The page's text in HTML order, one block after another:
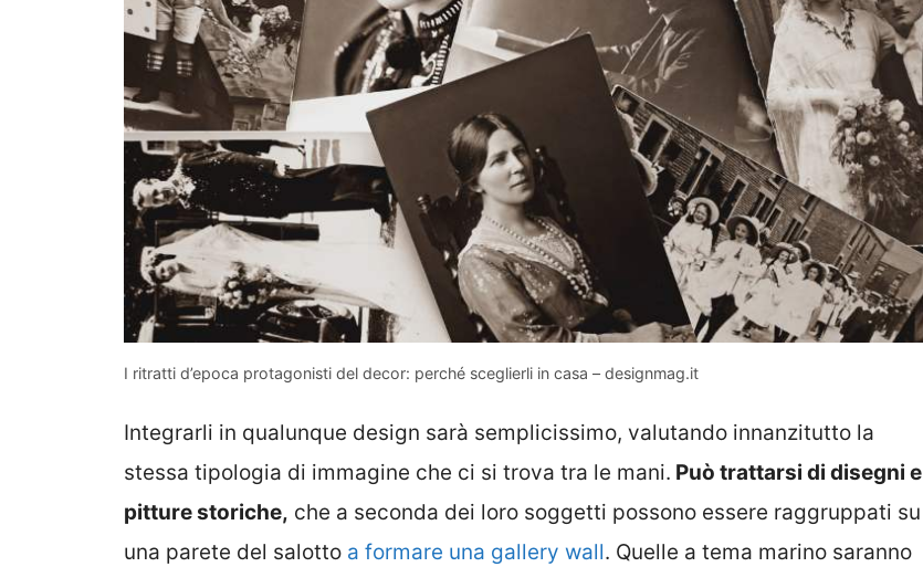
I ritratti d’epoca protagonisti del decor: perché sceglierli in casa – designmag.it
Integrarli in qualunque design sarà semplicissimo, valutando innanzitutto la
stessa tipologia di immagine che ci si trova tra le mani. Può trattarsi di disegni e
pitture storiche, che a seconda dei loro soggetti possono essere raggruppati su
una parete del salotto a formare una gallery wall. Quelle a tema marino saranno